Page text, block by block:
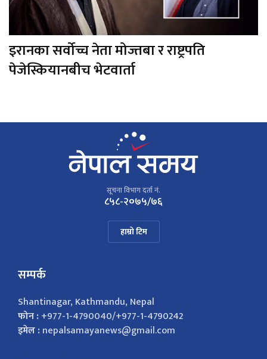
इरानका सर्वोच्च नेता मोज्तबा र राष्ट्रपति
पेजेस्कियानबीच भेटवार्ता
सूचना विभाग दर्ता नं.
८५८-२०७५/७६
हाम्रो टिम
सम्पर्क
Shantinagar, Kathmandu, Nepal
फोन :+977-1-4790040/+977-1-4790242
इमेल :nepalsamayanews@gmail.com